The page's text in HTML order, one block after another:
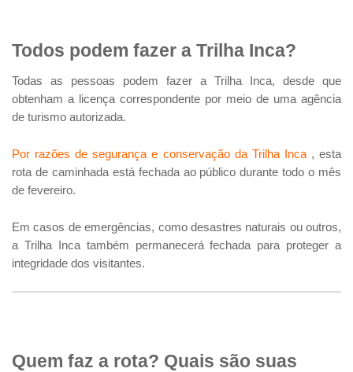
Todos podem fazer a Trilha Inca?
Todas as pessoas podem fazer a Trilha Inca, desde que
obtenham a licença correspondente por meio de uma agência
de turismo autorizada.
Por razões de segurança e conservação da Trilha Inca, esta
rota de caminhada está fechada ao público durante todo o mês
de fevereiro.
Em casos de emergências, como desastres naturais ou outros,
a Trilha Inca também permanecerá fechada para proteger a
integridade dos visitantes.
Quem faz a rota? Quais são suas